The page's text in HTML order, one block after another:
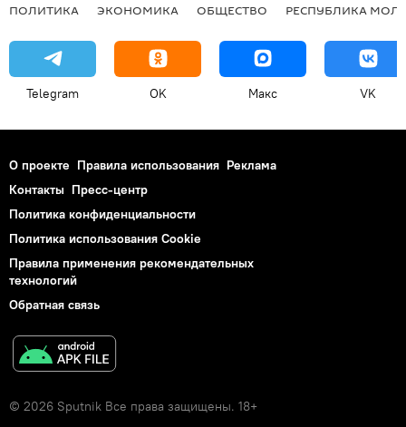
ПОЛИТИКА ЭКОНОМИКА ОБЩЕСТВО РЕСПУБЛИКА
Telegram OK Макс VK
О проекте Правила использования Реклама
Контакты Пресс-центр
Политика конфиденциальности
Политика использования Cookie
Правила применения рекомендательных
технологий
Обратная связь
© 2026 Sputnik Все права защищены. 18+